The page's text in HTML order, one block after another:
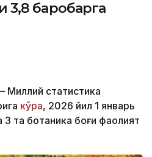
3,8 баробарга
Миллий статистика
кўра, 2026 йил 1 январь
3 та ботаника боғи фаолият